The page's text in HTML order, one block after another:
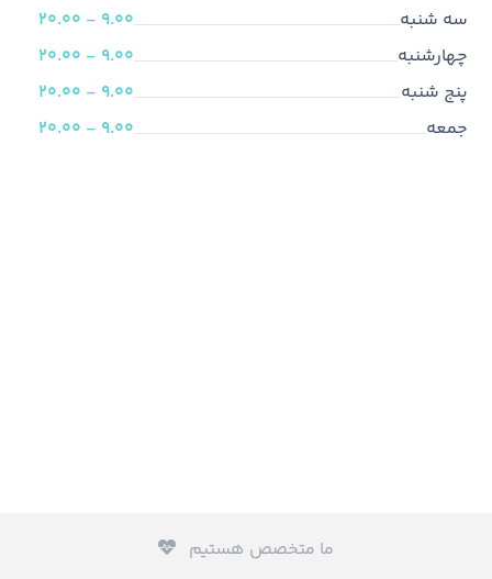
سه شنبه
9.00 - 20.00
چهارشنبه
9.00 - 20.00
پنج شنبه
9.00 - 20.00
جمعه
9.00 - 20.00
ما متخصص هستیم